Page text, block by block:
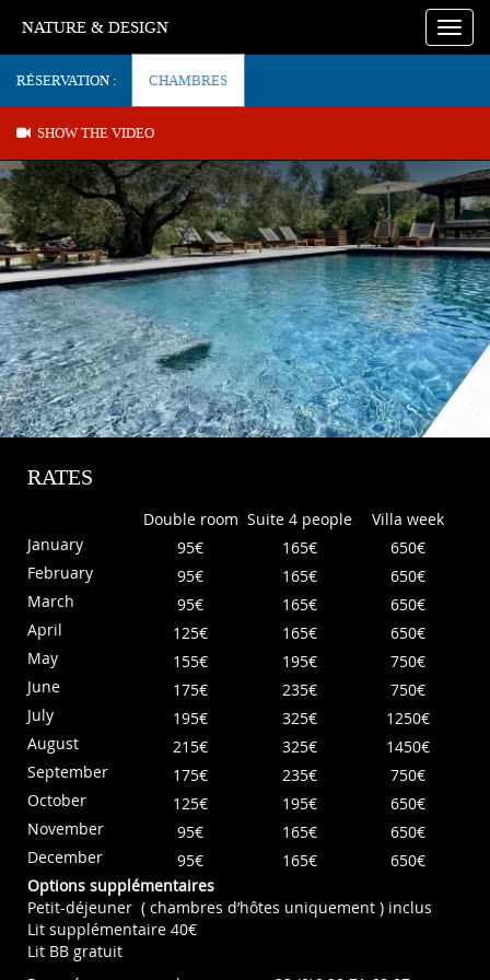
NATURE & DESIGN
RÉSERVATION : CHAMBRES
SHOW THE VIDEO
RATES
Double room Suite 4 people
Villa week
January
95€ 165€
650€
February
95€ 165€
650€
March
95€ 165€
650€
April
125€ 165€
650€
May
155€ 195€
750€
June
175€ 235€
750€
July
195€ 325€
1250€
August
215€ 325€
1450€
September
175€ 235€
750€
October
125€ 195€
650€
November
95€ 165€
650€
December
95€ 165€
650€
Options supplémentaires
Petit-déjeuner ( chambres d’hôtes uniquement ) inclus
Lit supplémentaire 40€
Lit BB gratuit